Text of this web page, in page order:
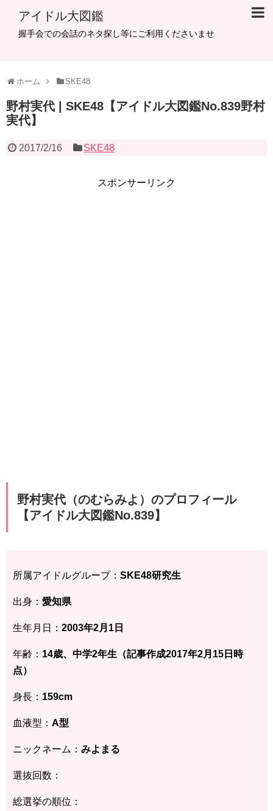
アイドル大図鑑
握手会での会話のネタ探し等にご利用くださいませ
ホーム SKE48
野村実代 | SKE48【アイドル大図鑑No.839野村
実代】
2017/2/16 SKE48
スポンサーリンク
野村実代（のむらみよ）のプロフィール
【アイドル大図鑑No.839】
所属アイドルグループ： SKE48研究生
出身： 愛知県
生年月日： 2003年2月1日
年齢： 14歳、中学2年生（記事作成2017年2月15日時
点）
身長： 159cm
血液型： A型
ニックネーム： みよまる
選抜回数：
総選挙の順位：